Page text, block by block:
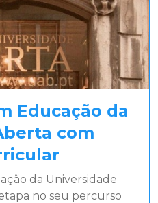
Educação da
com
da Universidade
no seu percurso